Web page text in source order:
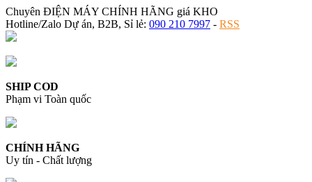
Chuyên ĐIỆN MÁY CHÍNH HÃNG giá KHO
Hotline/Zalo Dự án, B2B, Sỉ lẻ: 090 210 7997 - RSS
SHIP COD
Phạm vi Toàn quốc
CHÍNH HÃNG
Uy tín - Chất lượng